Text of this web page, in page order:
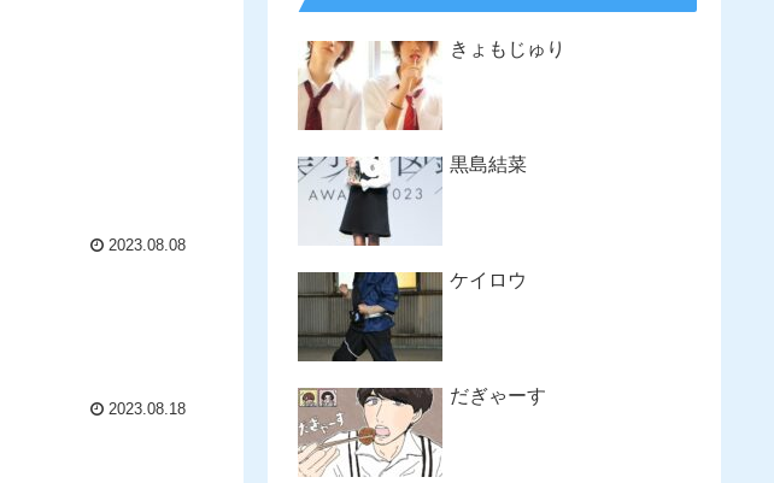
2023.08.08
2023.08.18
きょもじゅり
黒島結菜
ケイロウ
だぎゃーす